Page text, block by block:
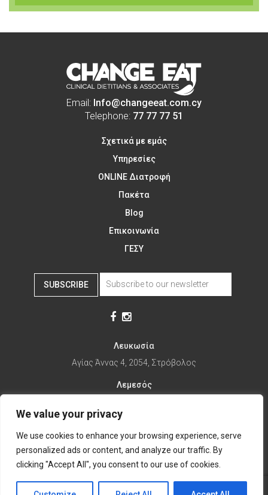
We value your privacy
We use cookies to enhance your browsing experience, serve
personalized ads or content, and analyze our traffic. By
clicking "Accept All", you consent to our use of cookies.
Email: Info@changeeat.com.cy
Telephone: 77 77 77 51
Σχετικά με εμάς
Υπηρεσίες
ONLINE Διατροφή
Πακέτα
Blog
Επικοινωνία
ΓΕΣΥ
SUBSCRIBE
Λευκωσία
Αγίας Άννας 4, 2054, Στρόβολος
Λεμεσός
1ης Απριλίου 67, 5281
it's time to Change Eat